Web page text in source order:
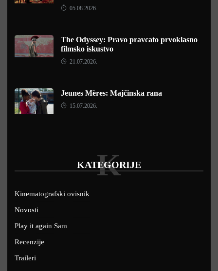
05.08.2026.
The Odyssey: Pravo pravcato prvoklasno
filmsko iskustvo
21.07.2026.
Jeunes Mères: Majčinska rana
15.07.2026.
KATEGORIJE
K
Kinematografski ovisnik
Novosti
Play it again Sam
Recenzije
Traileri